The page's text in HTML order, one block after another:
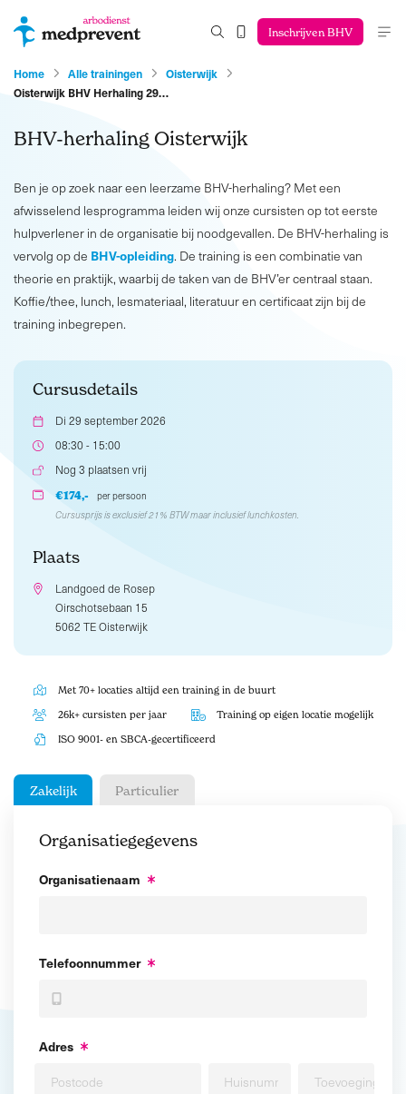
Inschrijven BHV
Home Alle trainingen
Oisterwijk
Oisterwijk BHV Herhaling 29…
BHV-herhaling Oisterwijk
Ben je op zoek naar een leerzame BHV-herhaling? Met een
afwisselend lesprogramma leiden wij onze cursisten op tot eerste
hulpverlener in de organisatie bij noodgevallen. De BHV-herhaling is
vervolg op de BHV-opleiding. De training is een combinatie van
theorie en praktijk, waarbij de taken van de BHV’er centraal staan.
Koffie/thee, lunch, lesmateriaal, literatuur en certificaat zijn bij de
training inbegrepen.
Cursusdetails
Di 29 september 2026
08:30 - 15:00
Nog 3 plaatsen vrij
€174,-
per persoon
Cursusprijs is exclusief 21% BTW maar inclusief lunchkosten.
Plaats
Landgoed de Rosep
Oirschotsebaan 15
5062 TE Oisterwijk
Met 70+ locaties altijd een training in de buurt
26k+ cursisten per jaar Training op eigen locatie mogelijk
ISO 9001- en SBCA-gecertificeerd
Zakelijk Particulier
Organisatiegegevens
Organisatienaam
Telefoonnummer
Adres